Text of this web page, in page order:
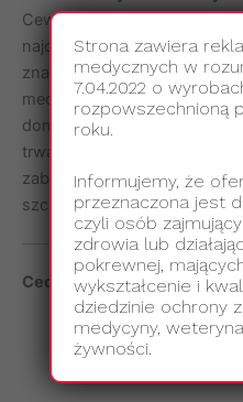
Cewnik Foleya silikonowy
najczęściej
znajdujący zastosowanie
medycznych, takich jak
domowej opiece nad
trwałość sprawiają, że jest
zabiegów chirurgicznych, a
szczególnie do indukcji
Cechy produktu:
Materiał:
Wykonany w 100% z
medycznego silikonu,
Strona zawiera
medycznych w
7.04.2022 o
rozpowszechnioną
roku.
Informujemy, że
przeznaczona jest
czyli osób
zdrowia lub
pokrewnej,
wykształcenie i
dziedzinie ochrony
medycyny,
żywności.